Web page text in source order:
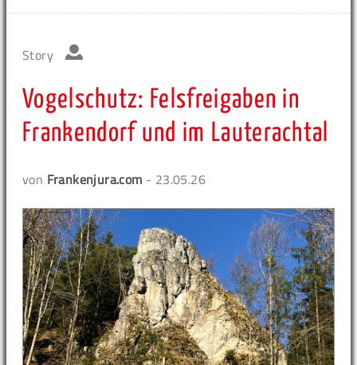
Story
Vogelschutz: Felsfreigaben in
Frankendorf und im Lauterachtal
von Frankenjura.com - 23.05.26